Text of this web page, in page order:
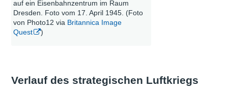
auf ein Eisenbahnzentrum im Raum
Dresden. Foto vom 17. April 1945. (Foto
von Photo12 via Britannica Image
Quest
)
Verlauf des strategischen Luftkriegs